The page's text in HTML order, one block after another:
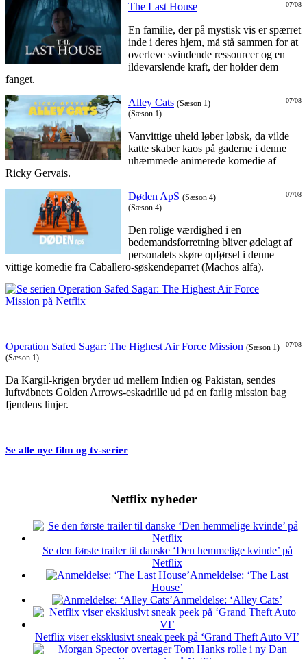
07/08
The Last House
En familie, der på mystisk vis er spærret
inde i deres hjem, må stå sammen for at
overleve svindende ressourcer og en
ildevarslende kraft, der holder dem
fanget.
07/08
Alley Cats (Sæson 1)
(Sæson 1)
Vanvittige uheld løber løbsk, da vilde
katte skaber kaos på gaderne i denne
uhæmmede animerede komedie af
Ricky Gervais.
07/08
Døden ApS (Sæson 4)
(Sæson 4)
Den rolige værdighed i en
bedemandsforretning bliver ødelagt af
personalets skøre opførsel i denne
vittige komedie fra Caballero-søskendeparret (Machos alfa).
07/08
Operation Safed Sagar: The Highest Air Force Mission (Sæson 1)
(Sæson 1)
Da Kargil-krigen bryder ud mellem Indien og Pakistan, sendes
luftvåbnets Golden Arrows-eskadrille ud på en farlig mission bag
fjendens linjer.
Se alle nye film og tv-serier
Netflix nyheder
Se den første trailer til danske ‘Den hemmelige kvinde’ på
Netflix
Anmeldelse: ‘The Last
House’
Anmeldelse: ‘Alley Cats’
Netflix viser eksklusivt sneak peek på ‘Grand Theft Auto VI’